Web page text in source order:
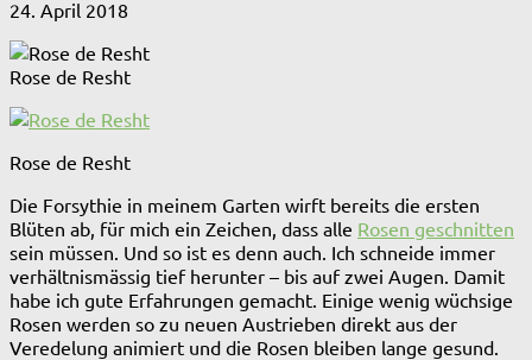
24. April 2018
Rose de Resht
Rose de Resht
Die Forsythie in meinem Garten wirft bereits die ersten
Blüten ab, für mich ein Zeichen, dass alle Rosen geschnitten
sein müssen. Und so ist es denn auch. Ich schneide immer
verhältnismässig tief herunter – bis auf zwei Augen. Damit
habe ich gute Erfahrungen gemacht. Einige wenig wüchsige
Rosen werden so zu neuen Austrieben direkt aus der
Veredelung animiert und die Rosen bleiben lange gesund.